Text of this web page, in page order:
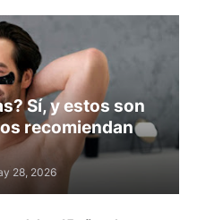
Sí, y estos son
recomiendan
28, 2026